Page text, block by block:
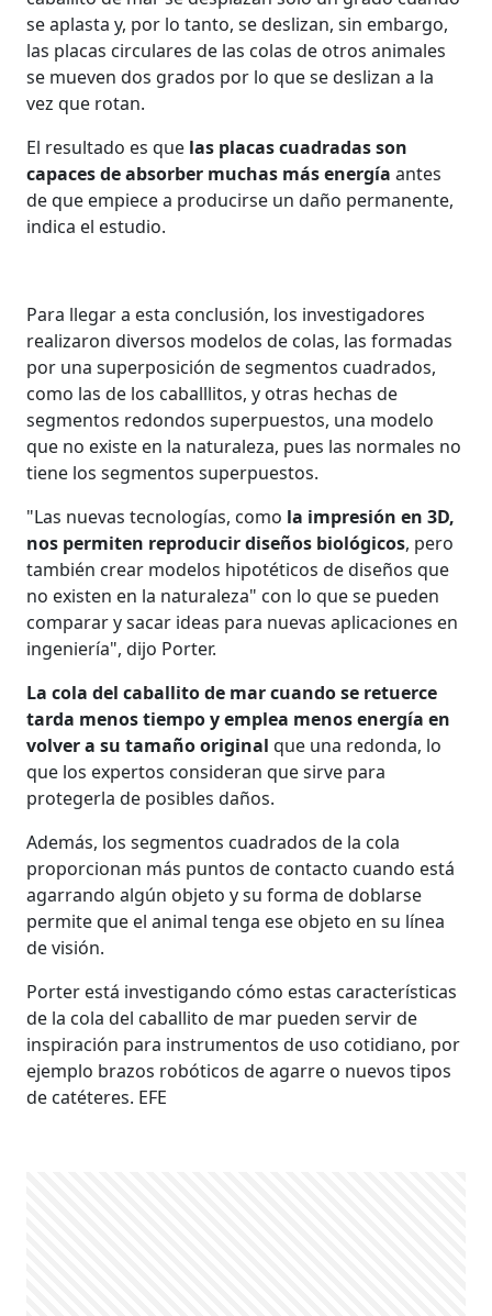
se aplasta y, por lo tanto, se deslizan, sin embargo,
las placas circulares de las colas de otros animales
se mueven dos grados por lo que se deslizan a la
vez que rotan.
El resultado es que las placas cuadradas son
capaces de absorber muchas más energía antes
de que empiece a producirse un daño permanente,
indica el estudio.
Para llegar a esta conclusión, los investigadores
realizaron diversos modelos de colas, las formadas
por una superposición de segmentos cuadrados,
como las de los caballlitos, y otras hechas de
segmentos redondos superpuestos, una modelo
que no existe en la naturaleza, pues las normales no
tiene los segmentos superpuestos.
"Las nuevas tecnologías, como la impresión en 3D,
nos permiten reproducir diseños biológicos, pero
también crear modelos hipotéticos de diseños que
no existen en la naturaleza" con lo que se pueden
comparar y sacar ideas para nuevas aplicaciones en
ingeniería", dijo Porter.
La cola del caballito de mar cuando se retuerce
tarda menos tiempo y emplea menos energía en
volver a su tamaño original que una redonda, lo
que los expertos consideran que sirve para
protegerla de posibles daños.
Además, los segmentos cuadrados de la cola
proporcionan más puntos de contacto cuando está
agarrando algún objeto y su forma de doblarse
permite que el animal tenga ese objeto en su línea
de visión.
Porter está investigando cómo estas características
de la cola del caballito de mar pueden servir de
inspiración para instrumentos de uso cotidiano, por
ejemplo brazos robóticos de agarre o nuevos tipos
de catéteres. EFE